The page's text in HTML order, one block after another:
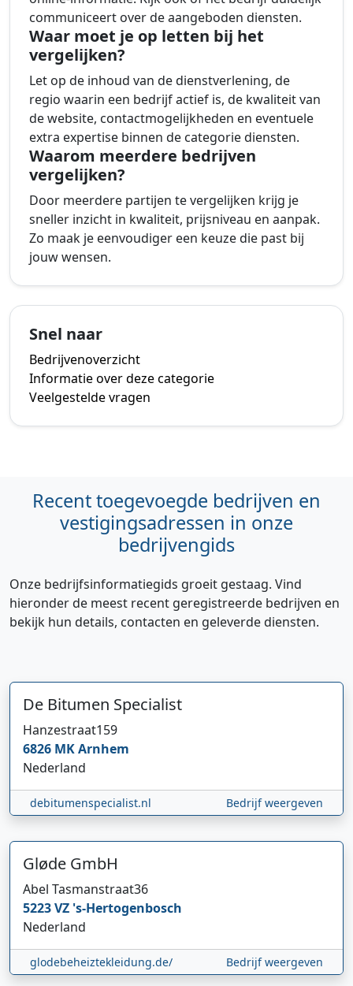
communiceert over de aangeboden diensten.
Waar moet je op letten bij het
vergelijken?
Let op de inhoud van de dienstverlening, de
regio waarin een bedrijf actief is, de kwaliteit van
de website, contactmogelijkheden en eventuele
extra expertise binnen de categorie diensten.
Waarom meerdere bedrijven
vergelijken?
Door meerdere partijen te vergelijken krijg je
sneller inzicht in kwaliteit, prijsniveau en aanpak.
Zo maak je eenvoudiger een keuze die past bij
jouw wensen.
Snel naar
Bedrijvenoverzicht
Informatie over deze categorie
Veelgestelde vragen
Recent toegevoegde bedrijven en
vestigingsadressen in onze
bedrijvengids
Onze bedrijfsinformatiegids groeit gestaag. Vind
hieronder de meest recent geregistreerde bedrijven en
bekijk hun details, contacten en geleverde diensten.
De Bitumen Specialist
Hanzestraat159
6826 MKArnhem
Nederland
debitumenspecialist.nl Bedrijf weergeven
Gløde GmbH
Abel Tasmanstraat36
5223 VZ 's-Hertogenbosch
Nederland
glodebeheiztekleidung.de/ Bedrijf weergeven